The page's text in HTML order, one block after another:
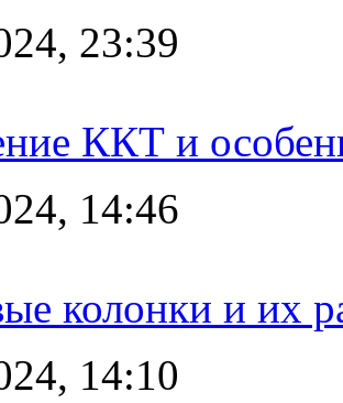
23:39
ККТ и
14:46
колонки и их
14:10